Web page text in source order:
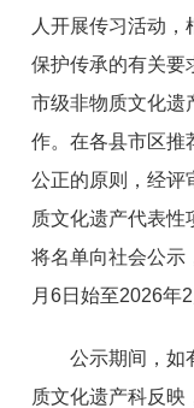
人开展传习活动
保护传承的有关要
市级非物质文化遗
作。在各县市区推
公正的原则，经评
质文化遗产代表性
将名单向社会公示
月6日始至2026年2
公示期间，如
质文化遗产科反映